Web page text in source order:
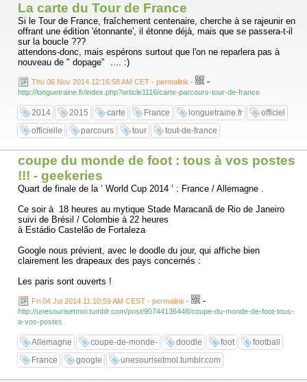
La carte du Tour de France
Si le Tour de France, fraîchement centenaire, cherche à se rajeunir en
offrant une édition 'étonnante', il étonne déjà, mais que se passera-t-il
sur la boucle ???
attendons-donc, mais espérons surtout que l'on ne reparlera pas à
nouveau de " dopage" .... :)
Thu 06 Nov 2014 12:16:58 AM CET - permalink - -
http://longuetraine.fr/index.php?article1116/carte-parcours-tour-de-france
2014 2015 carte France longuetraine.fr
officiel
officielle
parcours tour tout-de-france
coupe du monde de foot : tous à vos postes
!!! - geekeries
Quart de finale de la ’ World Cup 2014 ’ : France / Allemagne .
Ce soir à 18 heures au mytique Stade Maracanã de Rio de Janeiro
suivi de Brésil / Colombie à 22 heures
à Estádio Castelão de Fortaleza
Google nous prévient, avec le doodle du jour, qui affiche bien
clairement les drapeaux des pays concernés :
Les paris sont ouverts !
Fri 04 Jul 2014 11:10:59 AM CEST - permalink - -
http://unesourisetmoi.tumblr.com/post/90744136448/coupe-du-monde-de-foot-tous-
a-vos-postes
Allemagne coupe-de-monde- doodle foot
football
France
google unesourisetmoi.tumblr.com